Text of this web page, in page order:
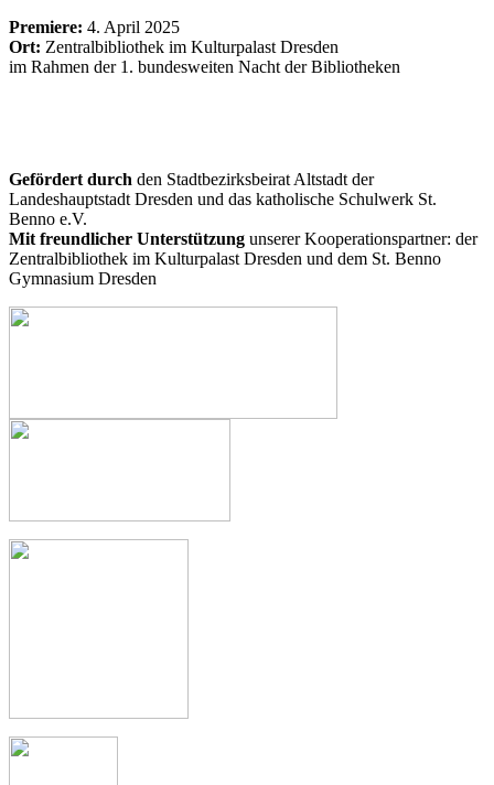
Premiere: 4. April 2025
Ort: Zentralbibliothek im Kulturpalast Dresden
im Rahmen der 1. bundesweiten Nacht der Bibliotheken
Gefördert durch den Stadtbezirksbeirat Altstadt der
Landeshauptstadt Dresden und das katholische Schulwerk St.
Benno e.V.
Mit freundlicher Unterstützung unserer Kooperationspartner: der
Zentralbibliothek im Kulturpalast Dresden und dem St. Benno
Gymnasium Dresden